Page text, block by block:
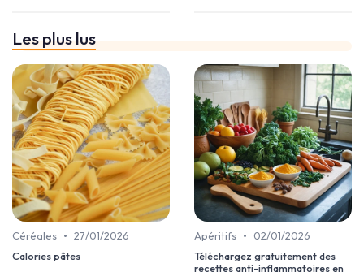
Les plus lus
Céréales • 27/01/2026
Calories pâtes
Apéritifs •
02/01/2026
Téléchargez gratuitement des
recettes anti-inflammatoires en